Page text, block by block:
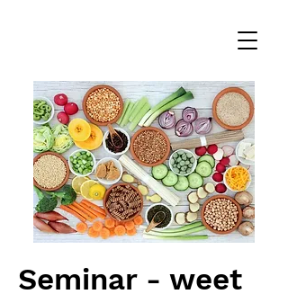
Seminar - weet